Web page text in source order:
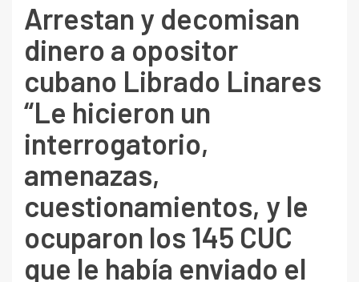
Arrestan y decomisan
dinero a opositor
cubano Librado Linares
“Le hicieron un
interrogatorio,
amenazas,
cuestionamientos, y le
ocuparon los 145 CUC
que le había enviado el